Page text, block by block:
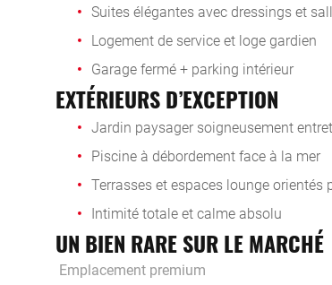
Suites élégantes avec dressings et
Logement de service et loge gardien
Garage fermé + parking intérieur
EXTÉRIEURS D’EXCEPTION
Jardin paysager soigneusement
Piscine à débordement face à la mer
Terrasses et espaces lounge orientés
Intimité totale et calme absolu
UN BIEN RARE SUR LE MARCHÉ
Emplacement premium